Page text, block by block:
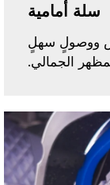
سلة أمامية
ووصولٍ سهلٍ
الجمالي.